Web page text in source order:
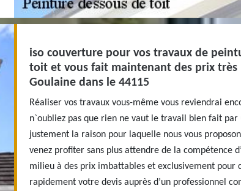
iso couverture pour vos travaux de
toit et vous fait maintenant des prix très
Goulaine dans le 44115
Réaliser vos travaux vous-même vous reviendrai
n`oubliez pas que rien ne vaut le travail bien fait par
justement la raison pour laquelle nous vous
venez profiter sans plus attendre de la compétence
milieu à des prix imbattables et exclusivement pour
rapidement votre devis auprès d’un professionnel